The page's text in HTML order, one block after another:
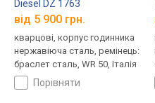
Diesel DZ 1763
від 5 900 грн.
кварцові, корпус годинника
нержавіюча сталь, ремінець:
браслет сталь, WR 50, Італія
порівняти